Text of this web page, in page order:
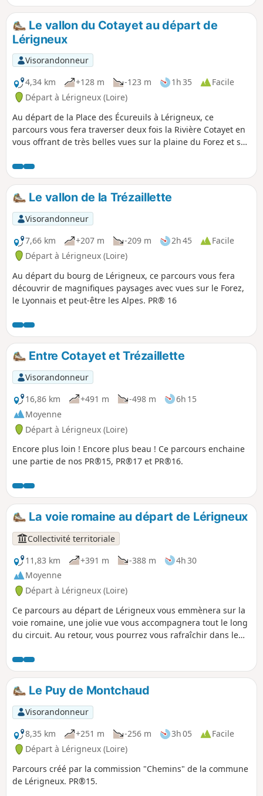
Bazanne. Sentier PR® 20
Le vallon du Cotayet au départ de
Lérigneux
Visorandonneur
4,34 km
+128 m -123 m 1h 35
Facile
Départ à Lérigneux (Loire)
Au départ de la Place des Écureuils à Lérigneux, ce
parcours vous fera traverser deux fois la Rivière Cotayet en
vous offrant de très belles vues sur la plaine du Forez et sur
Le vallon de la Trézaillette
Visorandonneur
7,66 km
+207 m -209 m 2h 45
Facile
Départ à Lérigneux (Loire)
Au départ du bourg de Lérigneux, ce parcours vous fera
découvrir de magnifiques paysages avec vues sur le Forez,
le Lyonnais et peut-être les Alpes. PR® 16
Entre Cotayet et Trézaillette
Visorandonneur
16,86 km
+491 m -498 m
6h 15
Moyenne
Départ à Lérigneux (Loire)
Encore plus loin ! Encore plus beau ! Ce parcours enchaine
une partie de nos PR®15, PR®17 et PR®16.
La voie romaine au départ de Lérigneux
Collectivité territoriale
11,83 km
+391 m -388 m
4h 30
Moyenne
Départ à Lérigneux (Loire)
Ce parcours au départ de Lérigneux vous emmènera sur la
voie romaine, une jolie vue vous accompagnera tout le long
du circuit. Au retour, vous pourrez vous rafraîchir dans le
Le Puy de Montchaud
Visorandonneur
8,35 km
+251 m -256 m 3h 05
Facile
Départ à Lérigneux (Loire)
Parcours créé par la commission "Chemins" de la commune
de Lérigneux. PR®15.